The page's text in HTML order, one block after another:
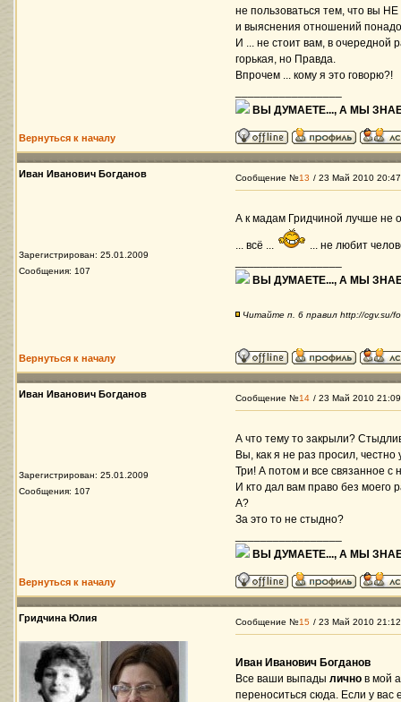
не пользоваться тем, что вы
и выяснения отношений
И ... не стоит вам, в очередной
горькая, но Правда.
Впрочем ... кому я это говорю?!
ВЫ ДУМАЕТЕ..., А МЫ
Вернуться к началу
Иван Иванович Богданов
Зарегистрирован: 25.01.2009
Сообщения: 107
Сообщение №13 / 23 Май 2010 20:47
А к мадам Гридчиной лучше не
... всё ...
... не любит
ВЫ ДУМАЕТЕ..., А МЫ
Читайте п. 6 правил http://cgv.su/
Вернуться к началу
Иван Иванович Богданов
Зарегистрирован: 25.01.2009
Сообщения: 107
Сообщение №14 / 23 Май 2010 21:09
А что тему то закрыли?
Вы, как я не раз просил,
Три! А потом и все связанное с
И кто дал вам право без моего
А?
За это то не стыдно?
ВЫ ДУМАЕТЕ..., А МЫ
Вернуться к началу
Гридчина Юлия Сообщение №15 / 23 Май 2010 21:12
Иван Иванович Богданов
Все ваши выпады лично в мой
переноситься сюда. Если у вас